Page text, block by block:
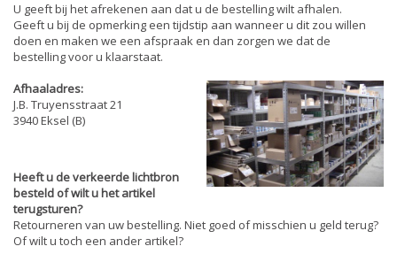
U geeft bij het afrekenen aan dat u de bestelling wilt afhalen.
Geeft u bij de opmerking een tijdstip aan wanneer u dit zou willen
doen en maken we een afspraak en dan zorgen we dat de
bestelling voor u klaarstaat.
Afhaaladres:
J.B. Truyensstraat 21
3940 Eksel (B)
Heeft u de verkeerde lichtbron
besteld of wilt u het artikel
terugsturen?
Retourneren van uw bestelling. Niet goed of misschien u geld terug?
Of wilt u toch een ander artikel?